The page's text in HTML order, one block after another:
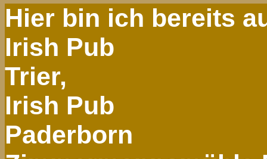
Hier bin ich bereits
Irish Pub
Trier,
Irish Pub
Paderborn